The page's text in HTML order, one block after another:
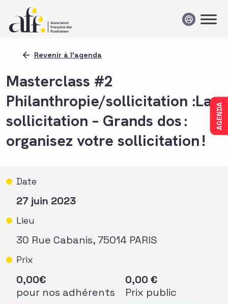
AGENDA
Revenir à l'agenda
Masterclass #2
Philanthropie/sollicitation :La
sollicitation – Grands dos :
organisez votre sollicitation !
Date
27 juin 2023
Lieu
30 Rue Cabanis, 75014 PARIS
Prix
0,00€
pour nos adhérents
0,00 €
Prix public